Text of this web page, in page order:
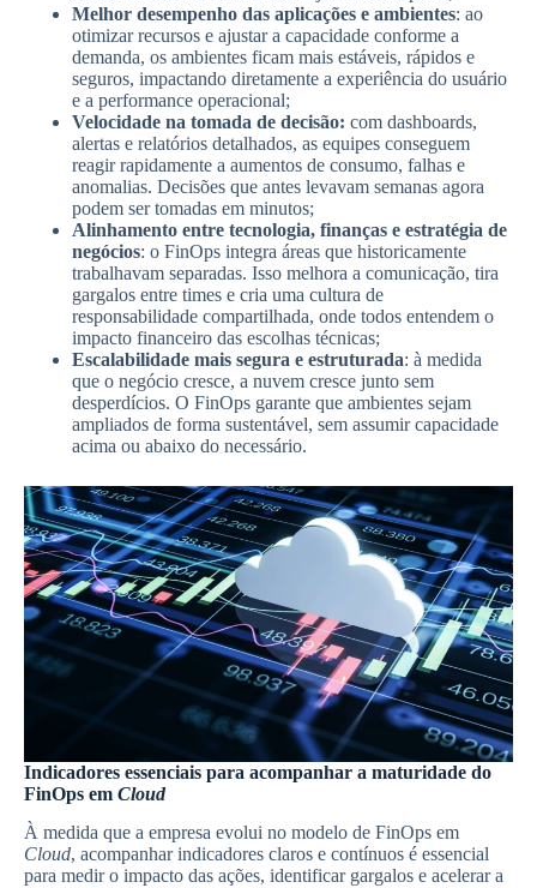
Melhor desempenho das aplicações e ambientes: ao
otimizar recursos e ajustar a capacidade conforme a
demanda, os ambientes ficam mais estáveis, rápidos e
seguros, impactando diretamente a experiência do usuário
e a performance operacional;
Velocidade na tomada de decisão: com dashboards,
alertas e relatórios detalhados, as equipes conseguem
reagir rapidamente a aumentos de consumo, falhas e
anomalias. Decisões que antes levavam semanas agora
podem ser tomadas em minutos;
Alinhamento entre tecnologia, finanças e estratégia de
negócios: o FinOps integra áreas que historicamente
trabalhavam separadas. Isso melhora a comunicação, tira
gargalos entre times e cria uma cultura de
responsabilidade compartilhada, onde todos entendem o
impacto financeiro das escolhas técnicas;
Escalabilidade mais segura e estruturada: à medida
que o negócio cresce, a nuvem cresce junto sem
desperdícios. O FinOps garante que ambientes sejam
ampliados de forma sustentável, sem assumir capacidade
acima ou abaixo do necessário.
Indicadores essenciais para acompanhar a maturidade do
FinOps em Cloud
À medida que a empresa evolui no modelo de FinOps em
Cloud, acompanhar indicadores claros e contínuos é essencial
para medir o impacto das ações, identificar gargalos e acelerar a